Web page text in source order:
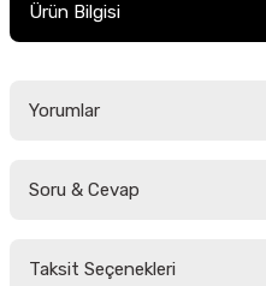
Ürün Bilgisi
Yorumlar
Soru & Cevap
Taksit Seçenekleri